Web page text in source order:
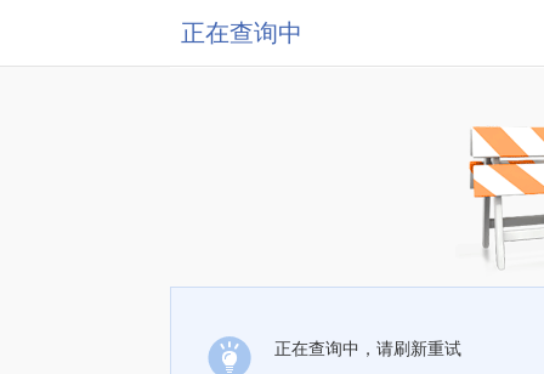
正在查询中
正在查询中，请刷新重试